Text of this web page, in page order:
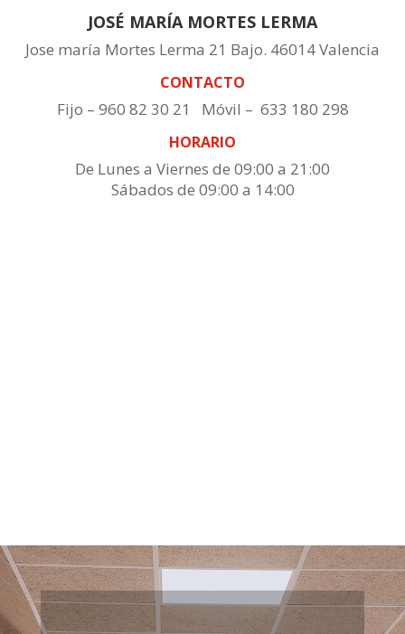
JOSÉ MARÍA MORTES LERMA
Jose maría Mortes Lerma 21 Bajo. 46014 Valencia
CONTACTO
Fijo – 960 82 30 21 Móvil – 633 180 298
HORARIO
De Lunes a Viernes de 09:00 a 21:00
Sábados de 09:00 a 14:00